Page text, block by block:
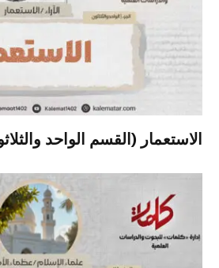
الاستعمار (القسم الواحد